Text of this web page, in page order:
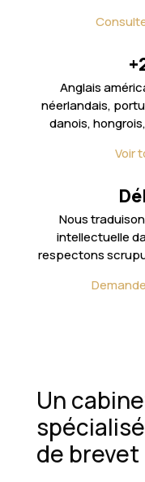
Anglais
néerlandais,
danois,
Voir
Nous
intellectuelle
respectons
Un
de brevet